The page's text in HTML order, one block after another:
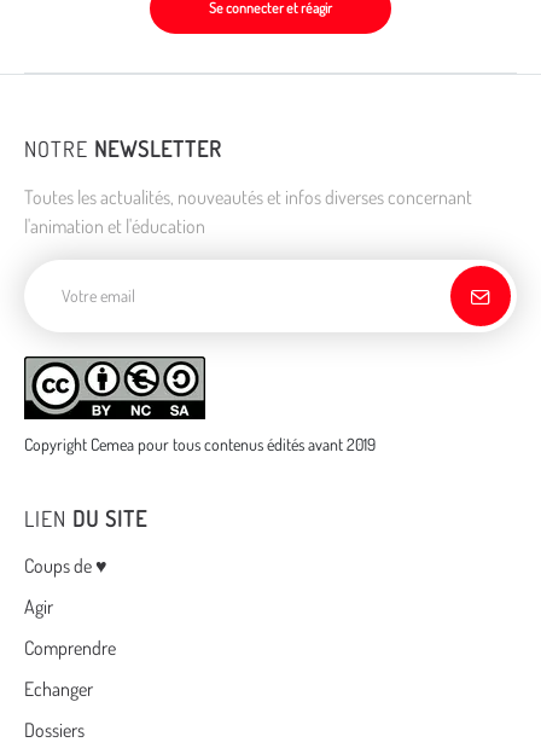
Se connecter et réagir
NOTRE NEWSLETTER
Toutes les actualités, nouveautés et infos diverses concernant
l'animation et l'éducation
Copyright Cemea pour tous contenus édités avant 2019
LIEN DU SITE
Menu
Coups de ♥
Agir
Comprendre
Echanger
Dossiers